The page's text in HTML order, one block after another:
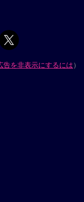
告を非表示にするには）